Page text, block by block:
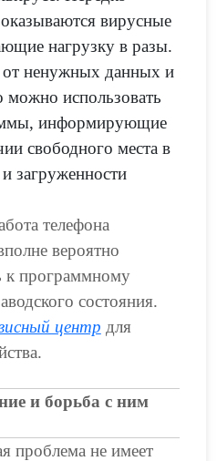
вирусные
нагрузку в разы.
ненужных данных и
можно использовать
информирующие
свободного места в
загруженности
телефона
вероятно
к программному
состояния.
центр для
и борьба с ним
проблема не имеет